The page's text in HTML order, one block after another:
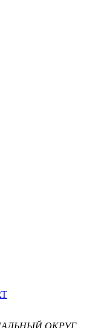
ОКРУГ